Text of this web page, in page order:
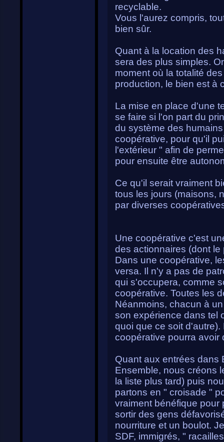
recyclable.
Vous l'aurez compris,
bien sûr.
Quant à la location des
sera des plus simples.
moment où la totalité
production, le bien est à
La mise en place d'une
se faire si l'on part du
du système des
coopérative, pour qu'il
l'extérieur " afin de
pour ensuite être
Ce qu'il serait vraiment
tous les jours (maisons,
par diverses
Une coopérative c'est
des actionnaires (dont
Dans une coopérative,
versa. Il n'y a pas de
qui s'occupera, comme
coopérative. Toutes les
Néanmoins, chacun à
son expérience dans tel
quoi que ce soit
coopérative pourra avoir
Quant aux entrées dans
Ensemble, nous créons
la liste plus tard) puis
partons en " croisade "
vraiment bénéfique pour
sortir des gens
nourriture et un boulot.
SDF, immigrés, "